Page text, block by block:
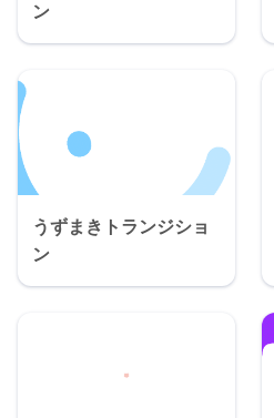
ン
うずまきトランジショ
ン